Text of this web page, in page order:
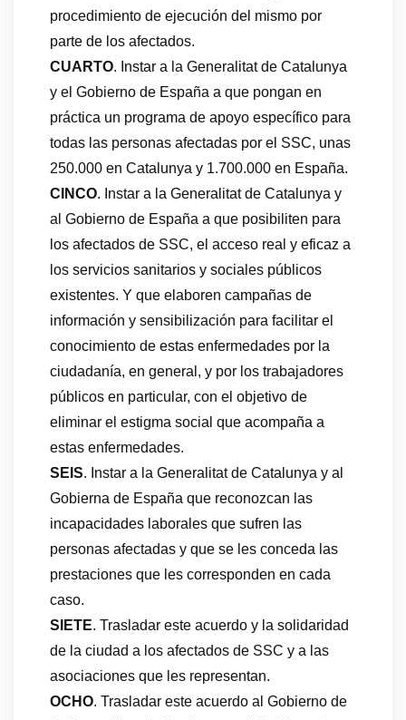
procedimiento de ejecución del mismo por
parte de los afectados.
CUARTO. Instar a la Generalitat de Catalunya
y el Gobierno de España a que pongan en
práctica un programa de apoyo específico para
todas las personas afectadas por el SSC, unas
250.000 en Catalunya y 1.700.000 en España.
CINCO. Instar a la Generalitat de Catalunya y
al Gobierno de España a que posibiliten para
los afectados de SSC, el acceso real y eficaz a
los servicios sanitarios y sociales públicos
existentes. Y que elaboren campañas de
información y sensibilización para facilitar el
conocimiento de estas enfermedades por la
ciudadanía, en general, y por los trabajadores
públicos en particular, con el objetivo de
eliminar el estigma social que acompaña a
estas enfermedades.
SEIS. Instar a la Generalitat de Catalunya y al
Gobierna de España que reconozcan las
incapacidades laborales que sufren las
personas afectadas y que se les conceda las
prestaciones que les corresponden en cada
caso.
SIETE. Trasladar este acuerdo y la solidaridad
de la ciudad a los afectados de SSC y a las
asociaciones que les representan.
OCHO. Trasladar este acuerdo al Gobierno de